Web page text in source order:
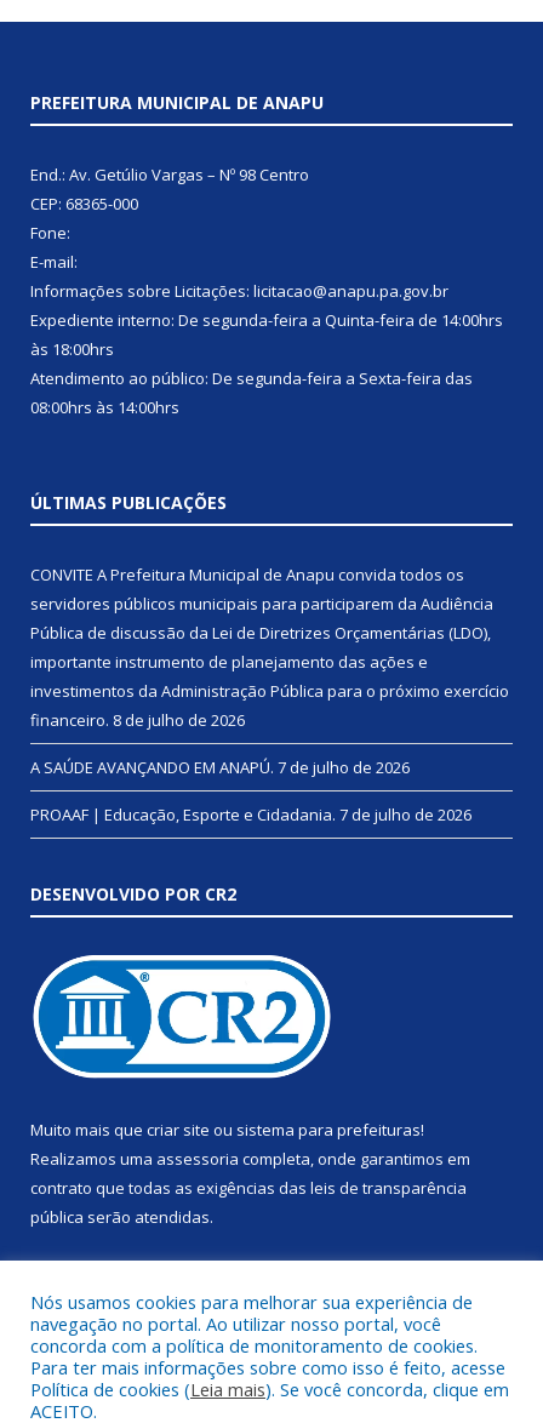
PREFEITURA MUNICIPAL DE ANAPU
End.: Av. Getúlio Vargas – Nº 98 Centro
CEP: 68365-000
Fone:
E-mail:
Informações sobre Licitações: licitacao@anapu.pa.gov.br
Expediente interno: De segunda-feira a Quinta-feira de 14:00hrs
às 18:00hrs
Atendimento ao público: De segunda-feira a Sexta-feira das
08:00hrs às 14:00hrs
ÚLTIMAS PUBLICAÇÕES
CONVITE A Prefeitura Municipal de Anapu convida todos os
servidores públicos municipais para participarem da Audiência
Pública de discussão da Lei de Diretrizes Orçamentárias (LDO),
importante instrumento de planejamento das ações e
investimentos da Administração Pública para o próximo exercício
financeiro. 8 de julho de 2026
A SAÚDE AVANÇANDO EM ANAPÚ. 7 de julho de 2026
PROAAF | Educação, Esporte e Cidadania. 7 de julho de 2026
DESENVOLVIDO POR CR2
Muito mais que criar site ou sistema para prefeituras!
Realizamos uma assessoria completa, onde garantimos em
contrato que todas as exigências das leis de transparência
pública serão atendidas.
Todos os direitos reservados a Prefeitura Municipal de Anapu.
Nós usamos cookies para melhorar sua experiência de
navegação no portal. Ao utilizar nosso portal, você
concorda com a política de monitoramento de cookies.
Para ter mais informações sobre como isso é feito, acesse
Política de cookies (Leia mais). Se você concorda, clique em
ACEITO.